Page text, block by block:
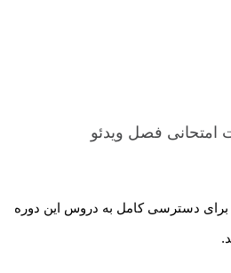
امتحانی فصل ویدئو
دسترسی کامل به دروس این دوره